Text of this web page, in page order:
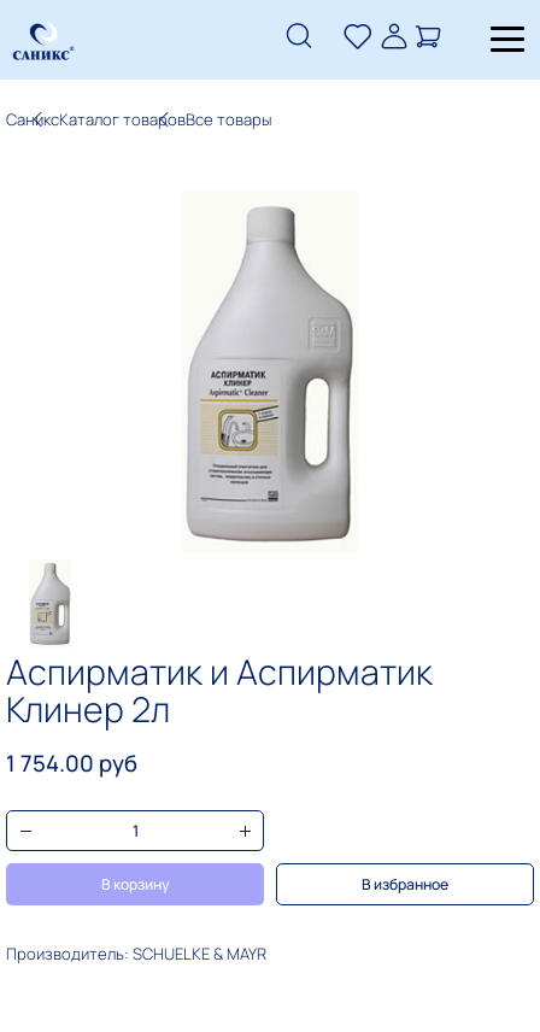
СаниксКаталог товаровВсе товары
Аспирматик и Аспирматик
Клинер 2л
1 754.00 руб
В корзину В избранное
Производитель: SCHUELKE & MAYR